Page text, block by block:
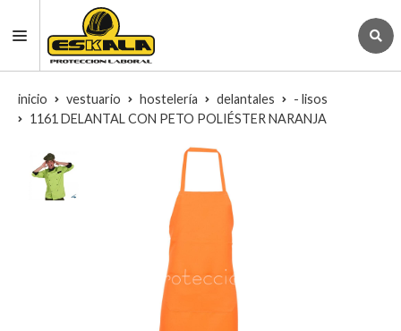
inicio vestuario hostelería delantales
- lisos
1161 DELANTAL CON PETO POLIÉSTER NARANJA